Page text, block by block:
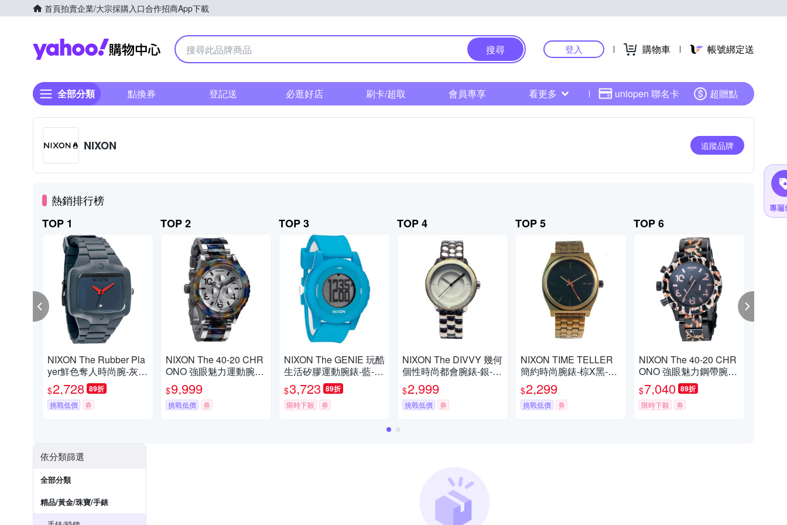
首頁拍賣企業/大宗採購入口合作招商App下載
Yahoo購物中心
搜尋 登入 購物車 帳號綁定送
全部分類 點換券 登記送 必逛好店 刷卡/超取 會員專享 看更多 uniopen 聯名卡 超贈點
NIXON 追蹤品牌
熱銷排行榜
TOP 1
NIXON The Rubber Pla
yer鮮色奪人時尚腕-灰藍
帶紅針/45mm
$2,728 89折
挑戰低價 券
TOP 2
NIXON The 40-20 CHR
ONO 強眼魅力運動腕
錶-鋼帶-藍彩玳瑁-NXA0
371116
$9,999
挑戰低價 券
TOP 3
NIXON The GENIE 玩酷
生活矽膠運動腕錶-藍-44
mm
$3,723 89折
限時下殺 券
TOP 4
NIXON The DIVVY 幾何
個性時尚都會腕錶-銀-N
XA3451029-36mm
$2,999
挑戰低價 券
TOP 5
NIXON TIME TELLER
簡約時尚腕錶-棕X黑-NX
A045872
$2,299
挑戰低價 券
TOP 6
NIXON The 40-20 CHR
ONO 強眼魅力鋼帶腕
錶-黑x玳瑁/42mm
$7,040 89折
限時下殺 券
依分類篩選
全部分類
精品/黃金/珠寶/手錶